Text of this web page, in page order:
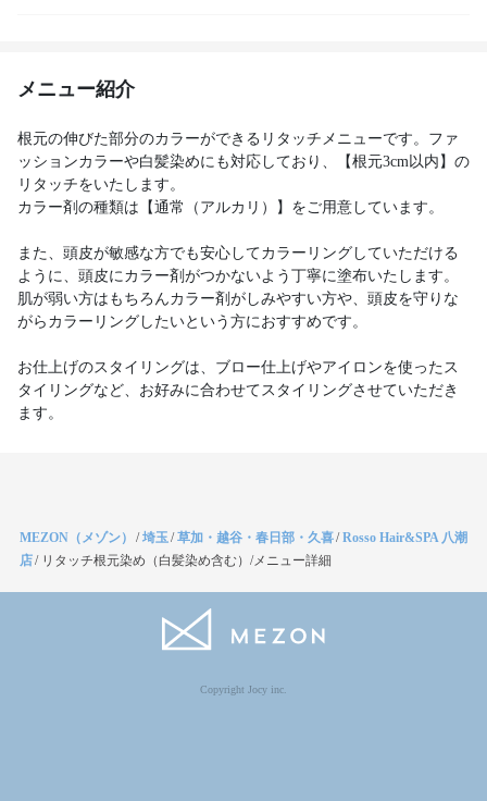
メニュー紹介
根元の伸びた部分のカラーができるリタッチメニューです。ファ
ッションカラーや白髪染めにも対応しており、【根元3cm以内】の
リタッチをいたします。
カラー剤の種類は【通常（アルカリ）】をご用意しています。
また、頭皮が敏感な方でも安心してカラーリングしていただける
ように、頭皮にカラー剤がつかないよう丁寧に塗布いたします。
肌が弱い方はもちろんカラー剤がしみやすい方や、頭皮を守りな
がらカラーリングしたいという方におすすめです。
お仕上げのスタイリングは、ブロー仕上げやアイロンを使ったス
タイリングなど、お好みに合わせてスタイリングさせていただき
MEZON（メゾン） /埼玉/草加・越谷・春日部・久喜/Rosso Hair&SPA 八潮
店/ リタッチ根元染め（白髪染め含む）/メニュー詳細
Copyright Jocy inc.